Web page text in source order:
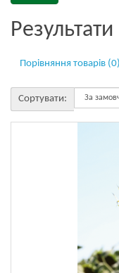
Порівняння товарів (0)
Сортувати: